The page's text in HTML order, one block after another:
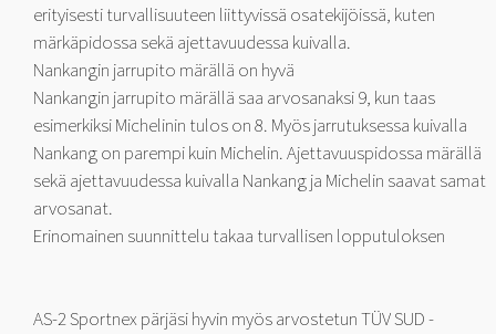
erityisesti turvallisuuteen liittyvissä osatekijöissä, kuten
märkäpidossa sekä ajettavuudessa kuivalla.
Nankangin jarrupito märällä on hyvä
Nankangin jarrupito märällä saa arvosanaksi 9, kun taas
esimerkiksi Michelinin tulos on 8. Myös jarrutuksessa kuivalla
Nankang on parempi kuin Michelin. Ajettavuuspidossa märällä
sekä ajettavuudessa kuivalla Nankang ja Michelin saavat samat
arvosanat.
Erinomainen suunnittelu takaa turvallisen lopputuloksen
AS-2 Sportnex pärjäsi hyvin myös arvostetun TÜV SUD -